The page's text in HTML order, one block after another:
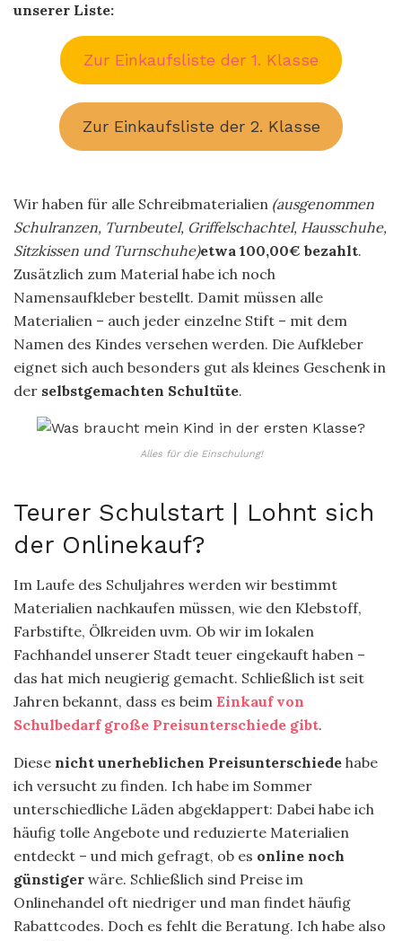
unserer Liste:
Zur Einkaufsliste der 1. Klasse
Zur Einkaufsliste der 2. Klasse
Wir haben für alle Schreibmaterialien (ausgenommen
Schulranzen, Turnbeutel, Griffelschachtel, Hausschuhe,
Sitzkissen und Turnschuhe)etwa 100,00€ bezahlt.
Zusätzlich zum Material habe ich noch
Namensaufkleber bestellt. Damit müssen alle
Materialien – auch jeder einzelne Stift – mit dem
Namen des Kindes versehen werden. Die Aufkleber
eignet sich auch besonders gut als kleines Geschenk in
der selbstgemachten Schultüte.
Alles für die Einschulung!
Teurer Schulstart | Lohnt sich
der Onlinekauf?
Im Laufe des Schuljahres werden wir bestimmt
Materialien nachkaufen müssen, wie den Klebstoff,
Farbstifte, Ölkreiden uvm. Ob wir im lokalen
Fachhandel unserer Stadt teuer eingekauft haben –
das hat mich neugierig gemacht. Schließlich ist seit
Jahren bekannt, dass es beim Einkauf von
Schulbedarf große Preisunterschiede gibt.
Diese nicht unerheblichen Preisunterschiede habe
ich versucht zu finden. Ich habe im Sommer
unterschiedliche Läden abgeklappert: Dabei habe ich
häufig tolle Angebote und reduzierte Materialien
entdeckt – und mich gefragt, ob es online noch
günstiger wäre. Schließlich sind Preise im
Onlinehandel oft niedriger und man findet häufig
Rabattcodes. Doch es fehlt die Beratung. Ich habe also